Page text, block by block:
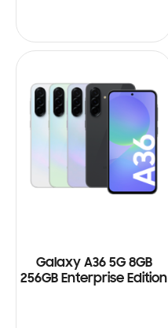
Galaxy A36 5G 8GB
256GB Enterprise Edition